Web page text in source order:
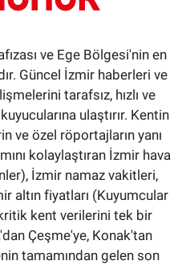
ve Ege Bölgesi'nin en
Güncel İzmir haberleri ve
tarafsız, hızlı ve
ulaştırır. Kentin
ve özel röportajların yanı
kolaylaştıran İzmir hava
İzmir namaz vakitleri,
altın fiyatları (Kuyumcular
kent verilerini tek bir
Çeşme'ye, Konak'tan
tamamından gelen son